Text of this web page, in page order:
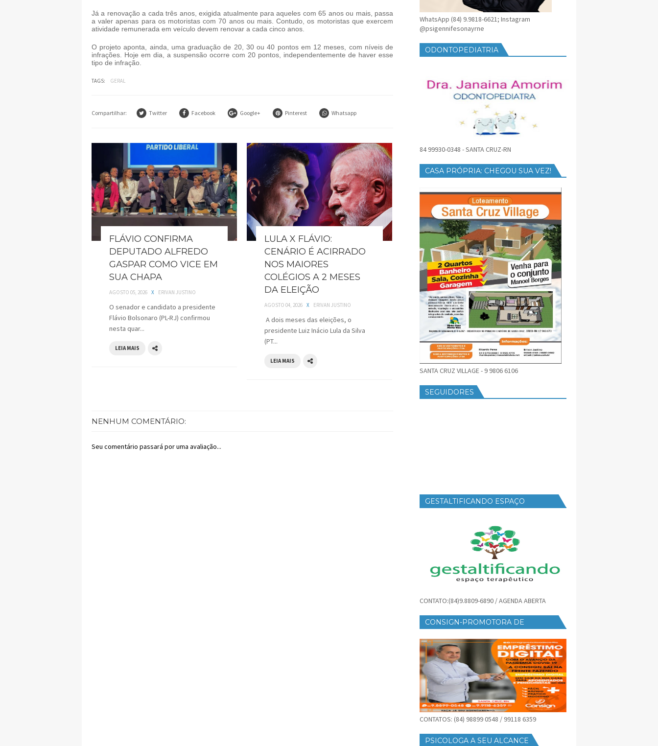
Já a renovação a cada três anos, exigida atualmente para aqueles com 65 anos ou mais, passa
a valer apenas para os motoristas com 70 anos ou mais. Contudo, os motoristas que exercem
atividade remunerada em veículo devem renovar a cada cinco anos.
O projeto aponta, ainda, uma graduação de 20, 30 ou 40 pontos em 12 meses, com níveis de
infrações. Hoje em dia, a suspensão ocorre com 20 pontos, independentemente de haver esse
tipo de infração.
TAGS: GERAL
Compartilhar: Twitter Facebook Google+ Pinterest Whatsapp
FLÁVIO CONFIRMA
DEPUTADO ALFREDO
GASPAR COMO VICE EM
SUA CHAPA
AGOSTO 05, 2026 X ERIVAN JUSTINO
O senador e candidato a presidente
Flávio Bolsonaro (PL-RJ) confirmou
nesta quar...
LEIA MAIS
LULA X FLÁVIO:
CENÁRIO É ACIRRADO
NOS MAIORES
COLÉGIOS A 2 MESES
DA ELEIÇÃO
AGOSTO 04, 2026 X ERIVAN JUSTINO
A dois meses das eleições, o
presidente Luiz Inácio Lula da Silva
(PT...
LEIA MAIS
NENHUM COMENTÁRIO:
Seu comentário passará por uma avaliação...
WhatsApp (84) 9.9818-6621; Instagram
@psigennifesonayrne
ODONTOPEDIATRIA
84 99930-0348 - SANTA CRUZ-RN
CASA PRÓPRIA: CHEGOU SUA VEZ!
SANTA CRUZ VILLAGE - 9 9806 6106
SEGUIDORES
GESTALTIFICANDO ESPAÇO
CONTATO:(84)9.8809-6890 / AGENDA ABERTA
CONSIGN-PROMOTORA DE
CONTATOS: (84) 98899 0548 / 99118 6359
PSICOLOGA A SEU ALCANCE